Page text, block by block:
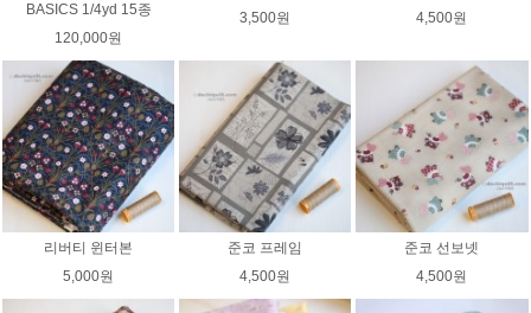
BASICS 1/4yd 15종
120,000원
3,500원
4,500원
리버티 윈터본
5,000원
준코 프레임
4,500원
준코 선보넷
4,500원